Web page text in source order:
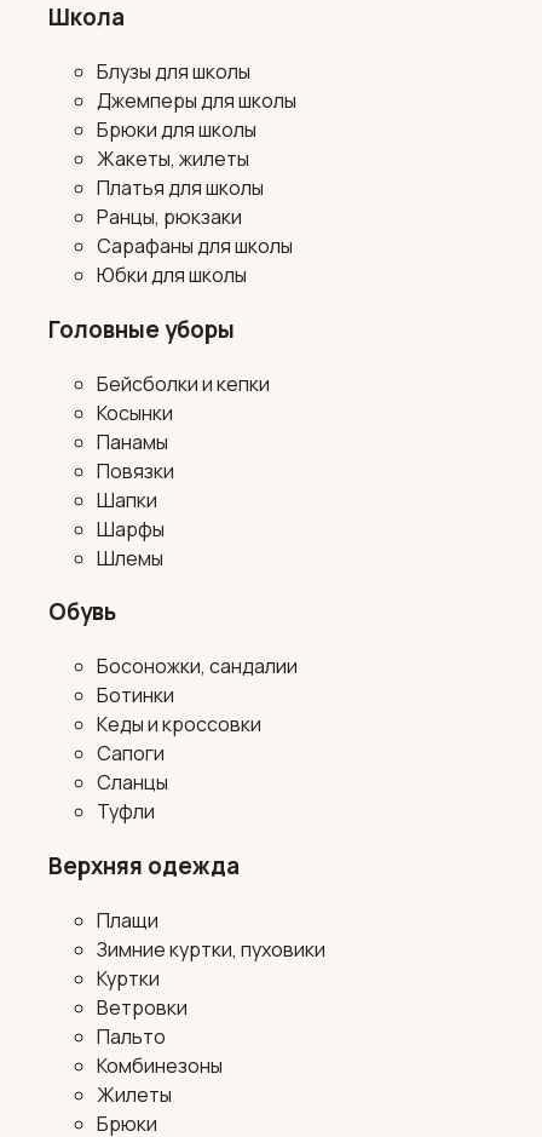
Школа
Блузы для школы
Джемперы для школы
Брюки для школы
Жакеты, жилеты
Платья для школы
Ранцы, рюкзаки
Сарафаны для школы
Юбки для школы
Головные уборы
Бейсболки и кепки
Косынки
Панамы
Повязки
Шапки
Шарфы
Шлемы
Обувь
Босоножки, сандалии
Ботинки
Кеды и кроссовки
Сапоги
Сланцы
Туфли
Верхняя одежда
Плащи
Зимние куртки, пуховики
Куртки
Ветровки
Пальто
Комбинезоны
Жилеты
Брюки